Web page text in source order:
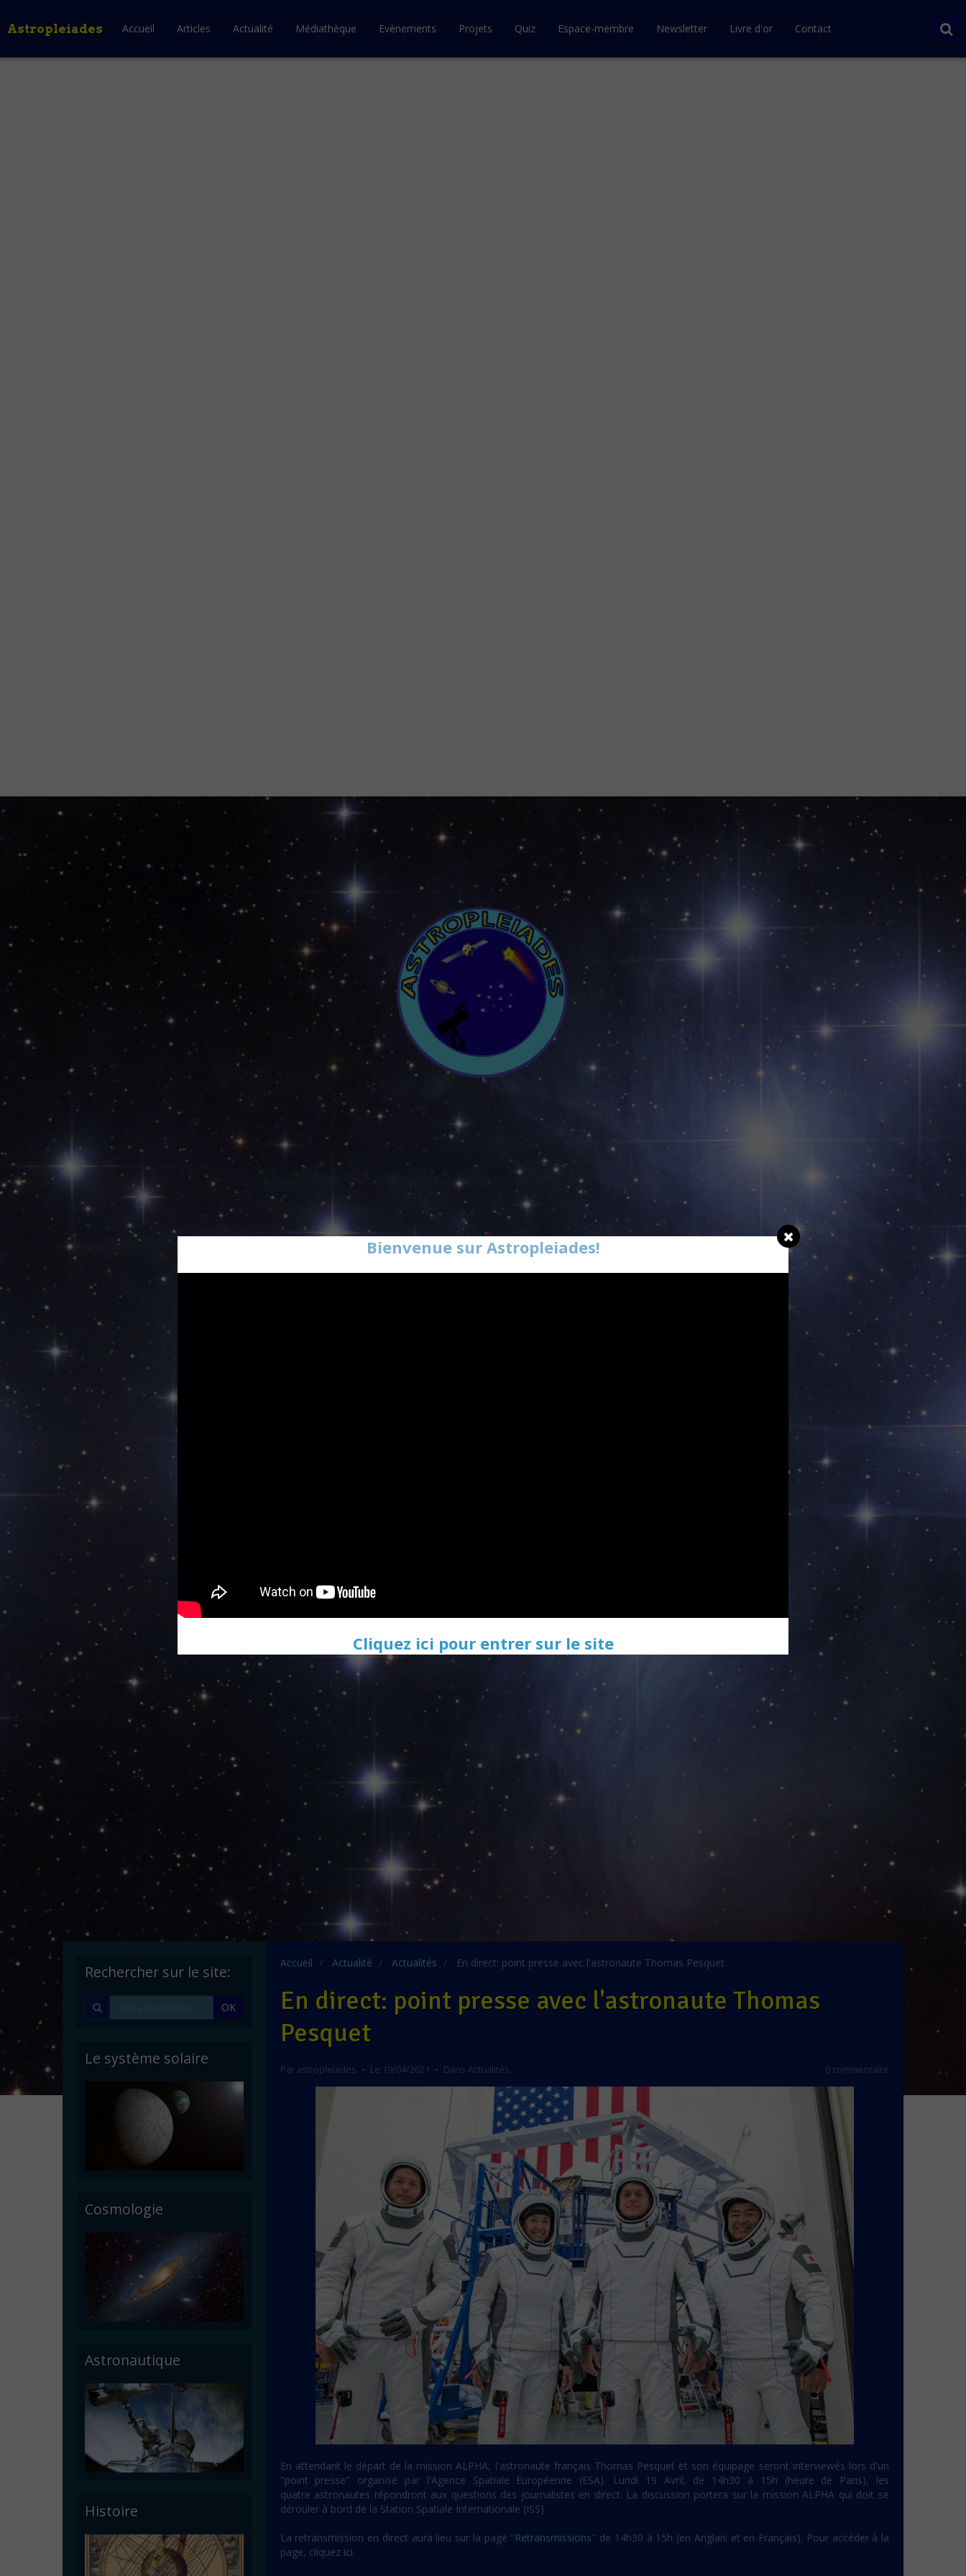
Astropleiades Accueil Articles Actualité Médiathèque Evènements Projets Quiz Espace-membre Newsletter Livre d'or Contact
Accueil Actualité Actualités En direct: point presse avec l'astronaute Thomas Pesquet
En direct: point presse avec l'astronaute Thomas
Pesquet
Par astropleiades Le 19/04/2021 Dans Actualités 0 commentaire
En attendant le départ de la mission ALPHA, l'astronaute français Thomas Pesquet et son équipage seront interviewés lors d'un
"point presse" organisé par l'Agence Spatiale Européenne (ESA). Lundi 19 Avril, de 14h30 à 15h (heure de Paris), les
quatre astronautes répondront aux questions des journalistes en direct. La discussion portera sur la mission ALPHA qui doit se
dérouler à bord de la Station Spatiale Internationale (ISS).
La retransmission en direct aura lieu sur la page "Retransmissions" de 14h30 à 15h (en Anglais et en Français). Pour accéder à la
page, cliquez ici.
Rechercher sur le site:
OK
Le système solaire
Cosmologie
Astronautique
Histoire
Bienvenue sur Astropleiades!
Cliquez ici pour entrer sur le site